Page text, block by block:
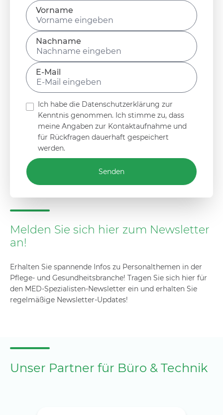
Melden Sie sich hier zum Newsletter
an!
Erhalten Sie spannende Infos zu Personalthemen in der
Pflege- und Gesundheitsbranche! Tragen Sie sich hier für
den MED-Spezialisten-Newsletter ein und erhalten Sie
regelmäßige Newsletter-Updates!
Vorname
Vorname
Nachname
Nachname
E-Mail-Adresse
E-Mail
Datenschutz akzeptieren
Ich habe die Datenschutzerklärung zur
Kenntnis genommen. Ich stimme zu, dass
meine Angaben zur Kontaktaufnahme und
für Rückfragen dauerhaft gespeichert
werden.
Senden
Unser Partner für Büro & Technik